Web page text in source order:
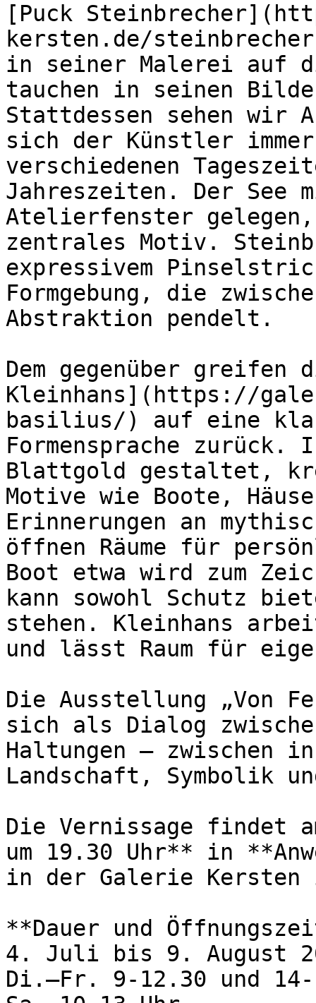
[Puck
kersten.de/
in seiner Malerei auf
tauchen in seinen
Stattdessen sehen wir
sich der Künstler
verschiedenen
Jahreszeiten. Der
Atelierfenster
zentrales Motiv.
expressivem
Formgebung, die
Abstraktion pendelt.
Dem gegenüber
Kleinhans](https://
basilius/) auf eine
Formensprache
Blattgold gestaltet,
Motive wie Boote,
Erinnerungen an
öffnen Räume für
Boot etwa wird zum
kann sowohl Schutz
stehen. Kleinhans
und lässt Raum für
Die Ausstellung „Von
sich als Dialog
Haltungen – zwischen
Landschaft, Symbolik
Die Vernissage findet
um 19.30 Uhr** in
in der Galerie
**Dauer und
4. Juli bis 9. August
Di.–Fr. 9-12.30 und 14-